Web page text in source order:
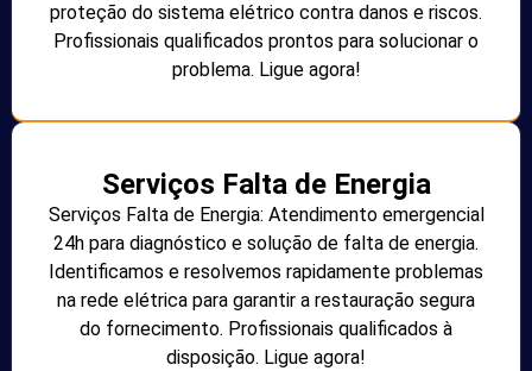
proteção do sistema elétrico contra danos e riscos.
Profissionais qualificados prontos para solucionar o
problema. Ligue agora!
Serviços Falta de Energia
Serviços Falta de Energia: Atendimento emergencial
24h para diagnóstico e solução de falta de energia.
Identificamos e resolvemos rapidamente problemas
na rede elétrica para garantir a restauração segura
do fornecimento. Profissionais qualificados à
disposição. Ligue agora!